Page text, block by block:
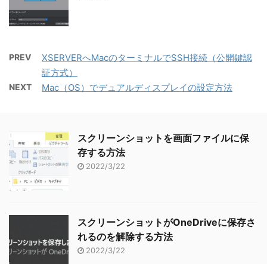
PREV
XSERVERへMacのターミナルでSSH接続（公開鍵認
証方式）
NEXT Mac（OS）でデュアルディスプレイの設定方法
スクリーンショットを画面ファイルに保
存する方法
2022/3/22
スクリーンショットがOneDriveに保存さ
れるのを解除する方法
2022/3/22